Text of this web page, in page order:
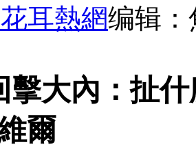
耳熱網编辑：
大內 ：扯
爾